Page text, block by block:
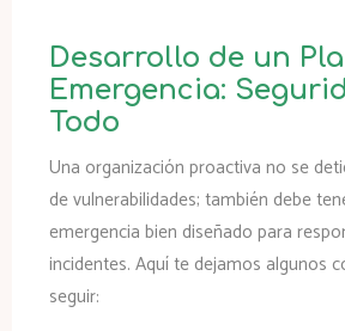
Desarrollo de un
Emergencia:
Todo
Una organización proactiva no se
de vulnerabilidades; también debe
emergencia bien diseñado para
incidentes. Aquí te dejamos algunos
seguir: